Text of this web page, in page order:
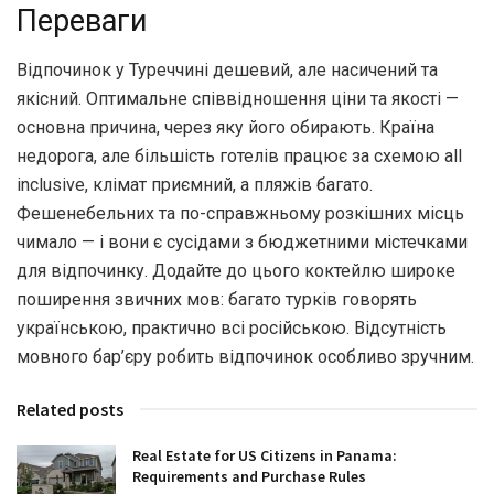
Переваги
Відпочинок у Туреччині дешевий, але насичений та
якісний. Оптимальне співвідношення ціни та якості —
основна причина, через яку його обирають. Країна
недорога, але більшість готелів працює за схемою all
inclusive, клімат приємний, а пляжів багато.
Фешенебельних та по-справжньому розкішних місць
чимало — і вони є сусідами з бюджетними містечками
для відпочинку. Додайте до цього коктейлю широке
поширення звичних мов: багато турків говорять
українською, практично всі російською. Відсутність
мовного бар’єру робить відпочинок особливо зручним.
Related posts
Real Estate for US Citizens in Panama:
Requirements and Purchase Rules